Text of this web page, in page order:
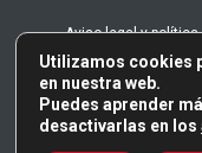
Aviso legal y
de denuncias
Utilizamos cookies
en nuestra web.
Puedes aprender
desactivarlas en los